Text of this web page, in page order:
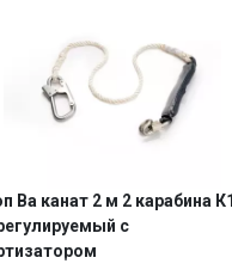
Ва канат 2 м 2 карабина
с
раз в 2
51